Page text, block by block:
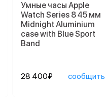
Умные часы Apple
Watch Series 8 45 мм
Midnight Aluminium
case with Blue Sport
Band
28 400₽ сообщить